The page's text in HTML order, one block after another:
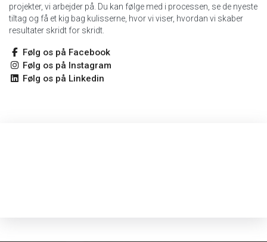
projekter, vi arbejder på. Du kan følge med i processen, se de nyeste
tiltag og få et kig bag kulisserne, hvor vi viser, hvordan vi skaber
resultater skridt for skridt.
Følg os på Facebook
Følg os på Instagram
Følg os på Linkedin